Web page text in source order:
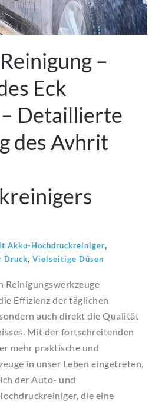
–
Eck
Detaillierte
des Avhrit
Akku-Hochdruckreiniger,
Druck, Vielseitige Düsen
Reinigungswerkzeuge
Effizienz der täglichen
auch direkt die Qualität
Mit der fortschreitenden
mehr praktische und
in unser Leben eingetreten,
der Auto- und
die eine